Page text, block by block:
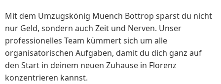
Mit dem Umzugskönig Muench Bottrop sparst du nicht
nur Geld, sondern auch Zeit und Nerven. Unser
professionelles Team kümmert sich um alle
organisatorischen Aufgaben, damit du dich ganz auf
den Start in deinem neuen Zuhause in Florenz
konzentrieren kannst.